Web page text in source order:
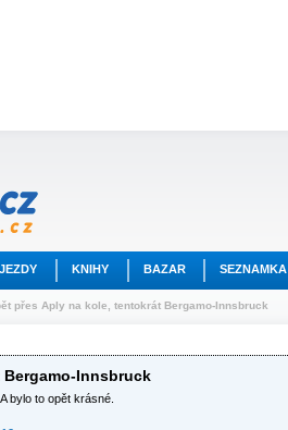
KNIHY BAZAR SEZNAMKA
přes Aply na kole, tentokrát Bergamo-Innsbruck
Innsbruck
bylo to opět krásné.